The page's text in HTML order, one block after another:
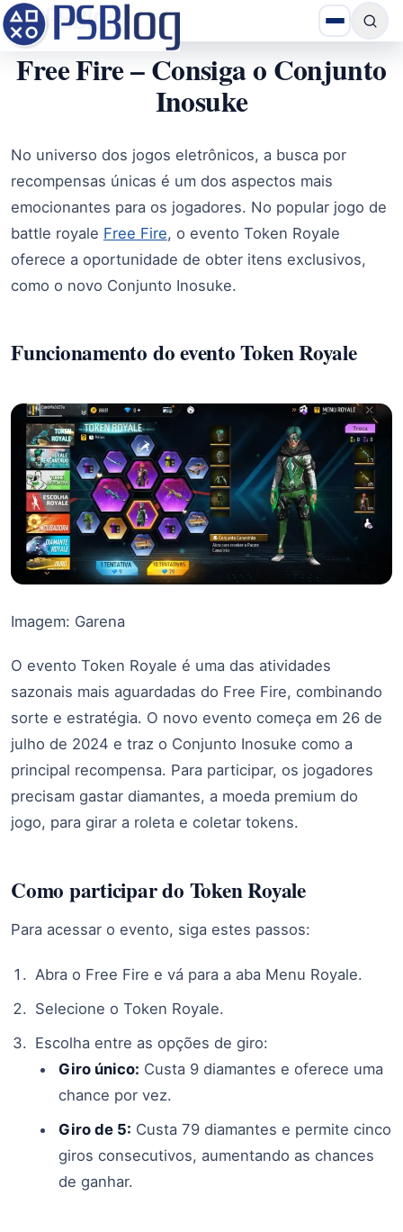
Free Fire – Consiga o Conjunto
Inosuke
No universo dos jogos eletrônicos, a busca por
recompensas únicas é um dos aspectos mais
emocionantes para os jogadores. No popular jogo de
battle royale Free Fire, o evento Token Royale
oferece a oportunidade de obter itens exclusivos,
como o novo Conjunto Inosuke.
Funcionamento do evento Token Royale
Imagem: Garena
O evento Token Royale é uma das atividades
sazonais mais aguardadas do Free Fire, combinando
sorte e estratégia. O novo evento começa em 26 de
julho de 2024 e traz o Conjunto Inosuke como a
principal recompensa. Para participar, os jogadores
precisam gastar diamantes, a moeda premium do
jogo, para girar a roleta e coletar tokens.
Como participar do Token Royale
Para acessar o evento, siga estes passos:
Abra o Free Fire e vá para a aba Menu Royale.
Selecione o Token Royale.
Escolha entre as opções de giro:
Giro único: Custa 9 diamantes e oferece uma
chance por vez.
Giro de 5: Custa 79 diamantes e permite cinco
giros consecutivos, aumentando as chances
de ganhar.